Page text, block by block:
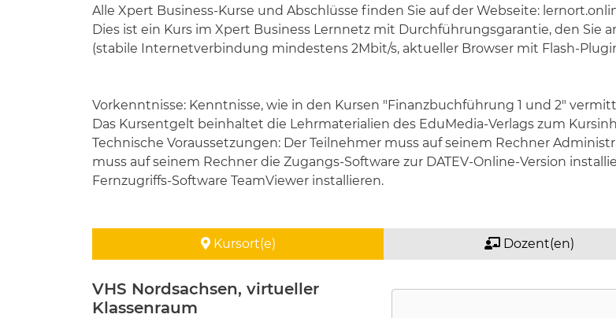
Alle Xpert Business-Kurse und Abschlüsse finden Sie auf der Webseite:
Dies ist ein Kurs im Xpert Business Lernnetz mit Durchführungsgarantie, den
(stabile Internetverbindung mindestens 2Mbit/s, aktueller Browser mit Flash-
Vorkenntnisse: Kenntnisse, wie in den Kursen "Finanzbuchführung 1 und 2"
Das Kursentgelt beinhaltet die Lehrmaterialien des EduMedia-Verlags zum
Technische Voraussetzungen: Der Teilnehmer muss auf seinem Rechner
muss auf seinem Rechner die Zugangs-Software zur DATEV-Online-Version
Fernzugriffs-Software TeamViewer installieren.
Kursort(e) Dozent(en)
VHS Nordsachsen, virtueller
Klassenraum